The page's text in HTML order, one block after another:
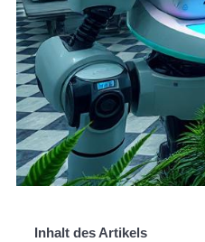
Inhalt des Artikels